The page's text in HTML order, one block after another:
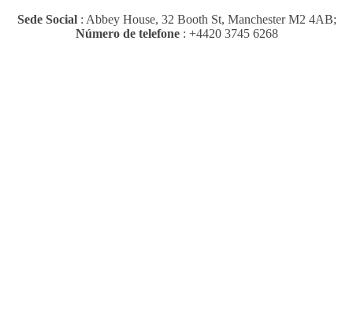
Sede Social: Abbey House, 32 Booth St, Manchester M2 4AB;
Número de telefone: +4420 3745 6268